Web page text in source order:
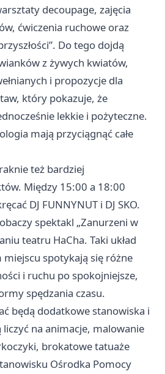
decoupage, zajęcia
ćwiczenia ruchowe oraz
Do tego dojdą
z żywych kwiatów,
i propozycje dla
który pokazuje, że
lekkie i pożyteczne.
mają przyciągnąć całe
też bardziej
Między 15:00 a 18:00
DJ FUNNYNUT i DJ SKO.
spektakl „Zanurzeni w
teatru HaCha. Taki układ
spotykają się różne
i ruchu po spokojniejsze,
spędzania czasu.
będą dodatkowe stanowiska i
na animacje, malowanie
brokatowe tatuaże
Ośrodka Pomocy